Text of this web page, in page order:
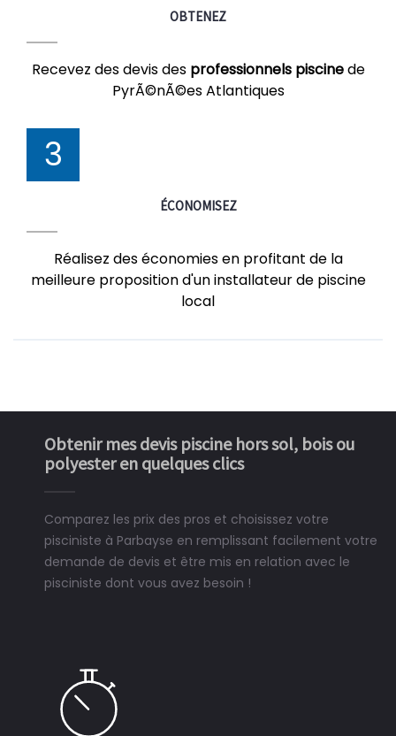
OBTENEZ
Recevez des devis des professionnels piscinede
PyrÃ©nÃ©es Atlantiques
3
ÉCONOMISEZ
Réalisez des économies en profitant de la
meilleure proposition d'un installateur de piscine
local
Obtenir mes devis piscine hors sol, bois ou
polyester en quelques clics
Comparez les prix des pros et choisissez votre
pisciniste à Parbayse en remplissant facilement votre
demande de devis et être mis en relation avec le
pisciniste dont vous avez besoin !